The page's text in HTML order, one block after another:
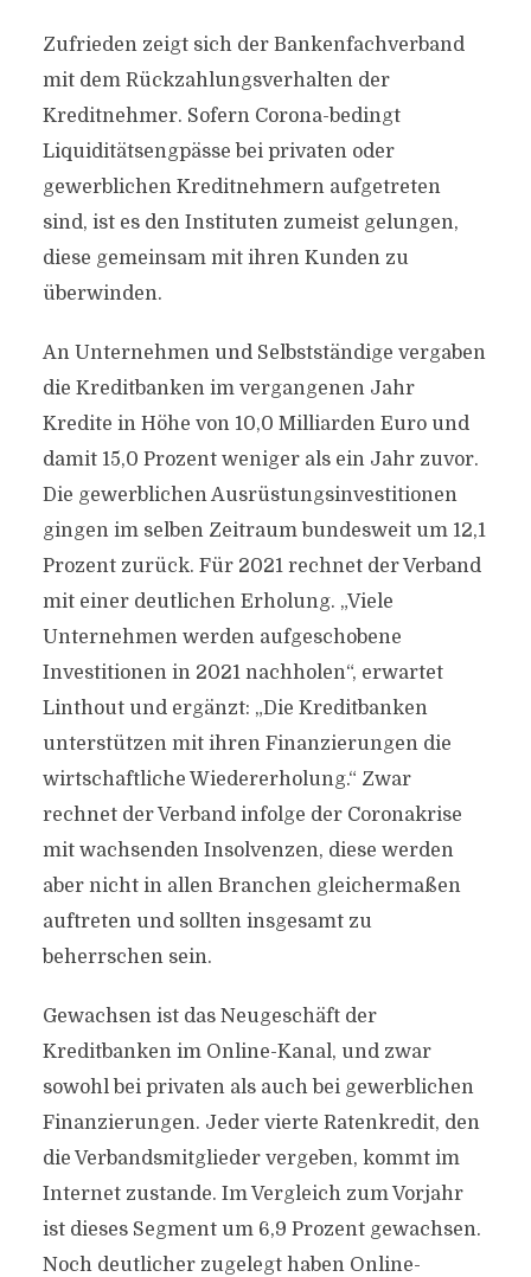
Zufrieden zeigt sich der Bankenfachverband
mit dem Rückzahlungsverhalten der
Kreditnehmer. Sofern Corona-bedingt
Liquiditätsengpässe bei privaten oder
gewerblichen Kreditnehmern aufgetreten
sind, ist es den Instituten zumeist gelungen,
diese gemeinsam mit ihren Kunden zu
überwinden.
An Unternehmen und Selbstständige vergaben
die Kreditbanken im vergangenen Jahr
Kredite in Höhe von 10,0 Milliarden Euro und
damit 15,0 Prozent weniger als ein Jahr zuvor.
Die gewerblichen Ausrüstungsinvestitionen
gingen im selben Zeitraum bundesweit um 12,1
Prozent zurück. Für 2021 rechnet der Verband
mit einer deutlichen Erholung. „Viele
Unternehmen werden aufgeschobene
Investitionen in 2021 nachholen“, erwartet
Linthout und ergänzt: „Die Kreditbanken
unterstützen mit ihren Finanzierungen die
wirtschaftliche Wiedererholung.“ Zwar
rechnet der Verband infolge der Coronakrise
mit wachsenden Insolvenzen, diese werden
aber nicht in allen Branchen gleichermaßen
auftreten und sollten insgesamt zu
beherrschen sein.
Gewachsen ist das Neugeschäft der
Kreditbanken im Online-Kanal, und zwar
sowohl bei privaten als auch bei gewerblichen
Finanzierungen. Jeder vierte Ratenkredit, den
die Verbandsmitglieder vergeben, kommt im
Internet zustande. Im Vergleich zum Vorjahr
ist dieses Segment um 6,9 Prozent gewachsen.
Noch deutlicher zugelegt haben Online-